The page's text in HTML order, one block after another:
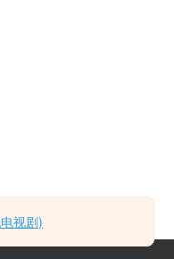
视剧)